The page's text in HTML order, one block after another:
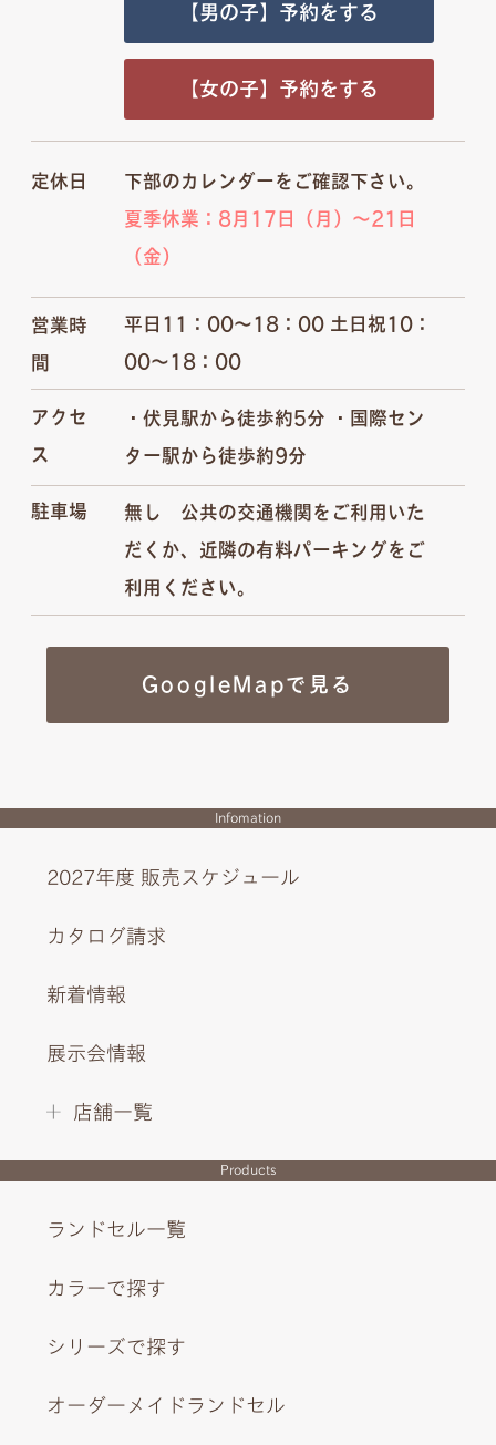
【男の子】予約をする
【女の子】予約をする
定休日
下部のカレンダーをご確認下さい。
夏季休業：8月17日（月）～21日
（金）
営業時
間
平日11：00～18：00 土日祝10：
00～18：00
アクセ
ス
・伏見駅から徒歩約5分 ・国際セン
ター駅から徒歩約9分
駐車場
無し 公共の交通機関をご利用いた
だくか、近隣の有料パーキングをご
利用ください。
GoogleMapで見る
Infomation
2027年度 販売スケジュール
カタログ請求
新着情報
展示会情報
店舗一覧
Products
ランドセル一覧
カラーで探す
シリーズで探す
オーダーメイドランドセル